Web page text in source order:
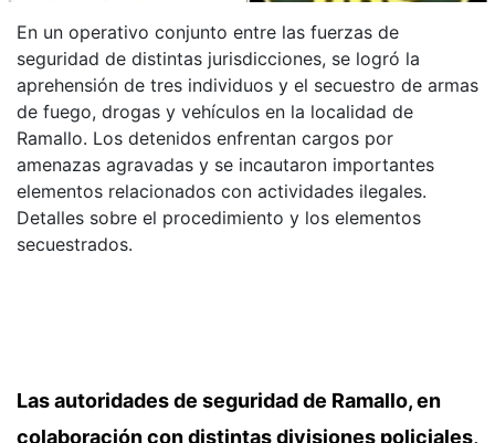
En un operativo conjunto entre las fuerzas de
seguridad de distintas jurisdicciones, se logró la
aprehensión de tres individuos y el secuestro de armas
de fuego, drogas y vehículos en la localidad de
Ramallo. Los detenidos enfrentan cargos por
amenazas agravadas y se incautaron importantes
elementos relacionados con actividades ilegales.
Detalles sobre el procedimiento y los elementos
secuestrados.
Las autoridades de seguridad de Ramallo, en
colaboración con distintas divisiones policiales,